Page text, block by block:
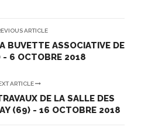
ARTICLE
BUVETTE ASSOCIATIVE DE
- 6 OCTOBRE 2018
ARTICLE
DE LA SALLE DES
(69) - 16 OCTOBRE 2018